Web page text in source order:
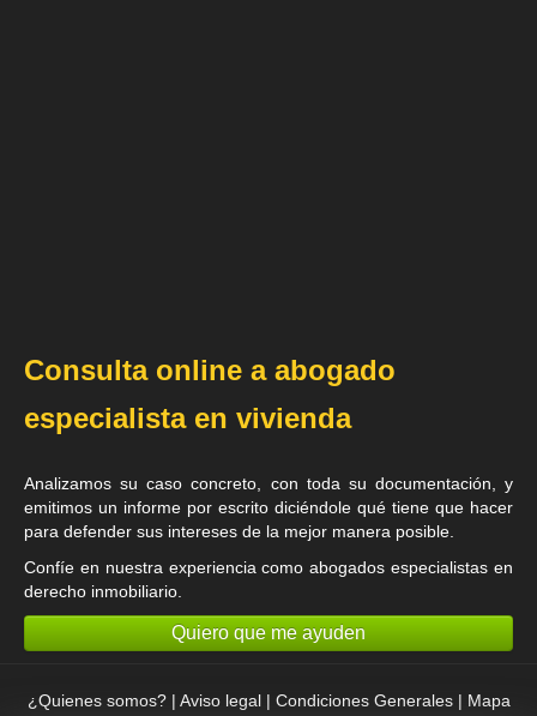
Consulta online a abogado
especialista en vivienda
Analizamos su caso concreto, con toda su documentación, y
emitimos un informe por escrito diciéndole qué tiene que hacer
para defender sus intereses de la mejor manera posible.
Confíe en nuestra experiencia comoabogados especialistas en
derecho inmobiliario
Quiero que me ayuden
¿Quienes somos?| Aviso legal| Condiciones Generales| Mapa